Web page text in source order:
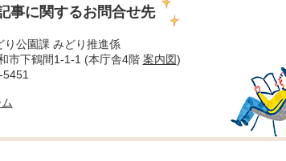
事に関するお問合せ先
り公園課 みどり推進係
市下鶴間1-1-1 (本庁舎4階 案内図)